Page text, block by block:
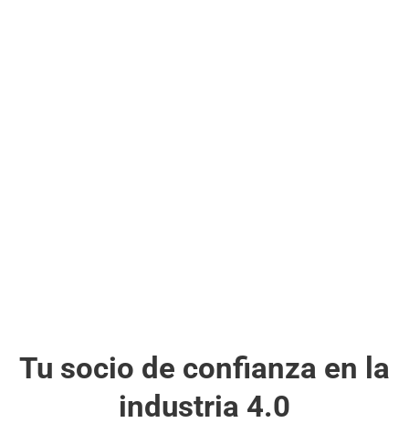
Tu socio de confianza en la
industria 4.0